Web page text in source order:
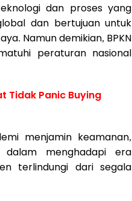
dan proses yang
dan bertujuan untuk
Namun demikian, BPKN
peraturan nasional
Tidak Panic Buying
menjamin keamanan,
dalam menghadapi era
terlindungi dari segala